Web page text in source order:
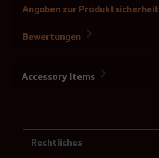
Angaben zur Produktsicherheit
Bewertungen
Accessory Items
Rechtliches